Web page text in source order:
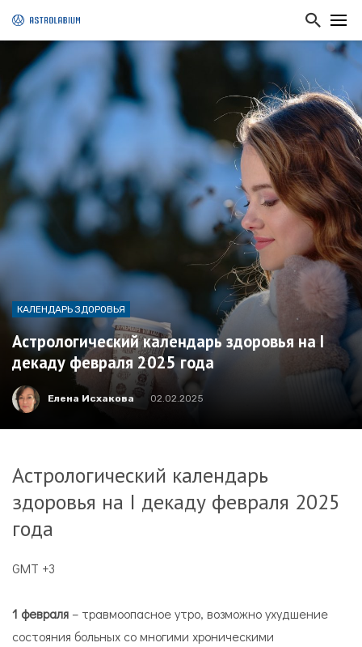
КАЛЕНДАРЬ ЗДОРОВЬЯ
Астрологический календарь здоровья на I
декаду февраля 2025 года
Елена Исхакова 02.02.2025
Астрологический календарь
здоровья на I декаду февраля 2025
года
GMT +3
1 февраля – травмоопасное утро, возможно ухудшение
состояния больных со многими хроническими